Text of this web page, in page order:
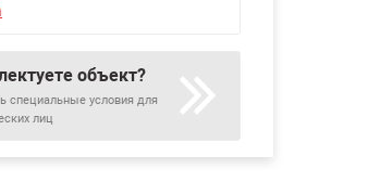
объект?
специальные условия для
лиц